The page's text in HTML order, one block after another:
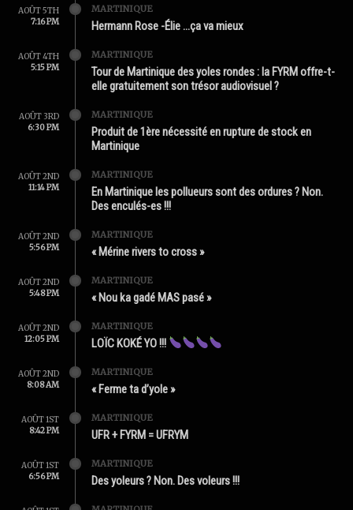
AOÛT 5TH
7:16 PM
MARTINIQUE
Hermann Rose -Élie …ça va mieux
AOÛT 4TH
5:15 PM
MARTINIQUE
Tour de Martinique des yoles rondes : la FYRM offre-t-
elle gratuitement son trésor audiovisuel ?
AOÛT 3RD
6:30 PM
MARTINIQUE
Produit de 1ère nécessité en rupture de stock en
Martinique
AOÛT 2ND
11:14 PM
MARTINIQUE
En Martinique les pollueurs sont des ordures ? Non.
Des enculés-es !!!
AOÛT 2ND
5:56 PM
MARTINIQUE
« Mérine rivers to cross »
AOÛT 2ND
5:48 PM
MARTINIQUE
« Nou ka gadé MAS pasé »
AOÛT 2ND
12:05 PM
MARTINIQUE
LOÏC KOKÉ YO !!!
AOÛT 2ND
8:08 AM
MARTINIQUE
« Ferme ta d’yole »
AOÛT 1ST
8:42 PM
MARTINIQUE
UFR + FYRM = UFRYM
AOÛT 1ST
6:56 PM
MARTINIQUE
Des yoleurs ? Non. Des voleurs !!!